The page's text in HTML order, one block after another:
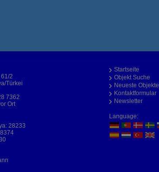
2
Türkei
7362
Ort
28233
Startseite
Objekt Suche
Neueste Objekte
Kontaktformular
Newsletter
Language: